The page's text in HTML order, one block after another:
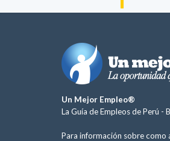
Un Mejor Empleo®
La Guía de Empleos de Perú -
Para información sobre como